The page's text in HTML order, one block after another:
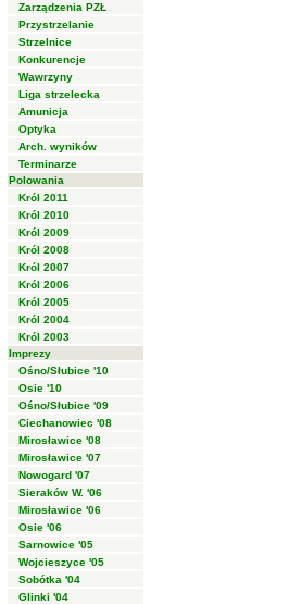
Zarządzenia PZŁ
Przystrzelanie
Strzelnice
Konkurencje
Wawrzyny
Liga strzelecka
Amunicja
Optyka
Arch. wyników
Terminarze
Polowania
Król 2011
Król 2010
Król 2009
Król 2008
Król 2007
Król 2006
Król 2005
Król 2004
Król 2003
Imprezy
Ośno/Słubice '10
Osie '10
Ośno/Słubice '09
Ciechanowiec '08
Mirosławice '08
Mirosławice '07
Nowogard '07
Sieraków W. '06
Mirosławice '06
Osie '06
Sarnowice '05
Wojcieszyce '05
Sobótka '04
Glinki '04